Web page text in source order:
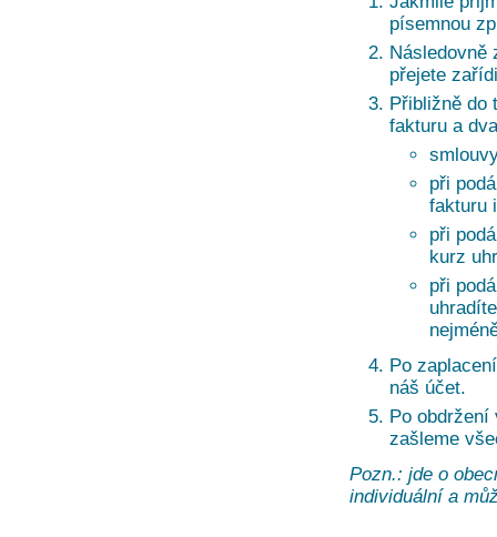
písemnou
Následovně
přejete
Přibližně do
fakturu a
při
fakturu
při
kurz
při
Po
náš účet.
Po obdržení
zašleme
Pozn.: jde o
individuální a